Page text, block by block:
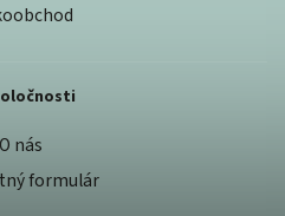
O nás
formulár